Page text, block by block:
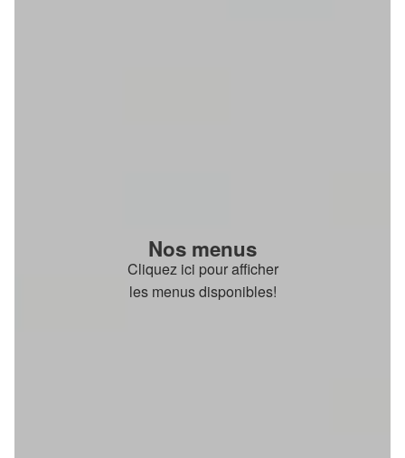
Nos menus
Cliquez ici pour afficher
les menus disponibles!